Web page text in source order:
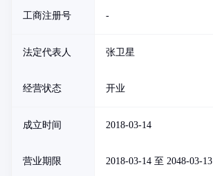
工商注册号 -
法定代表人 张卫星
经营状态 开业
成立时间 2018-03-14
营业期限 2018-03-14 至 2048-03-13